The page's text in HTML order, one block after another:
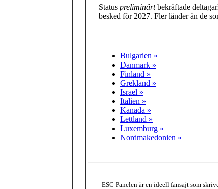
Status preliminärtbekräftade
besked för 2027. Fler länder än de
Bulgarien »
Danmark »
Finland »
Grekland »
Israel »
Italien »
Kanada »
Lettland »
Luxemburg »
Nordmakedonien »
ESC-Panelen är en ideell fansajt som